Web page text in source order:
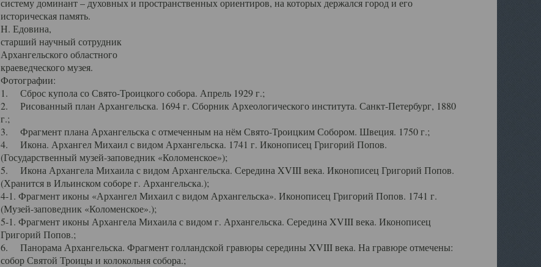
систему доминант – духовных и пространственных ориентиров, на которых держался город и его
историческая память.
Н. Едовина,
старший научный сотрудник
Архангельского областного
краеведческого музея.
Фотографии:
1. Сброс купола со Свято-Троицкого собора. Апрель 1929 г.;
2. Рисованный план Архангельска. 1694 г. Сборник Археологического института. Санкт-Петербург, 1880
г.;
3. Фрагмент плана Архангельска с отмеченным на нём Свято-Троицким Собором. Швеция. 1750 г.;
4. Икона. Архангел Михаил с видом Архангельска. 1741 г. Иконописец Григорий Попов.
(Государственный музей-заповедник «Коломенское»);
5. Икона Архангела Михаила с видом Архангельска. Середина XVIII века. Иконописец Григорий Попов.
(Хранится в Ильинском соборе г. Архангельска.);
4-1. Фрагмент иконы «Архангел Михаил с видом Архангельска». Иконописец Григорий Попов. 1741 г.
(Музей-заповедник «Коломенское».);
5-1. Фрагмент иконы Архангела Михаила с видом г. Архангельска. Середина XVIII века. Иконописец
Григорий Попов.;
6. Панорама Архангельска. Фрагмент голландской гравюры середины XVIII века. На гравюре отмечены:
собор Святой Троицы и колокольня собора.;